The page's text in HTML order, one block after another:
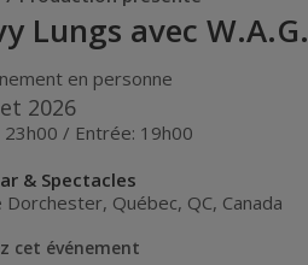
Lungs avec W.A.G.
en personne
2026
23h00 / Entrée: 19h00
& Spectacles
Dorchester, Québec, QC, Canada
cet événement